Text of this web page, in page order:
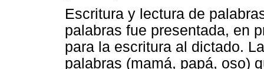
Escritura y lectura de
palabras fue presentada, en
para la escritura al dictado.
palabras (mamá, papá, oso)